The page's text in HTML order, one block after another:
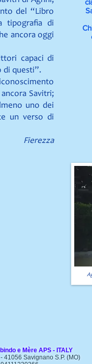
del “Libro
tipografia di
ancora oggi
capaci di
di questi”.
Savitri;
uno dei
un verso di
Fierezza
e Mère APS - ITALY
41056 Savignano S.P. (MO)